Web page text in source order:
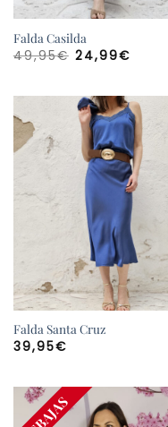
Falda Casilda
49,95€ El
precio
49,95€.
24,99€El
24,99€.
Falda Santa Cruz
39,95€